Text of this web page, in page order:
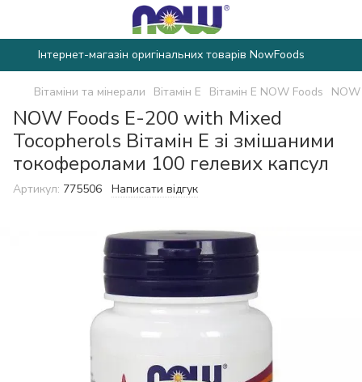
Інтернет-магазін оригінальних товарів NowFoods
Вітаміни та мінерали Вітамін E Вітамін E NOW Foods
NOW Foods E-200 with Mixed
Tocopherols Вітамін Е зі змішаними
токоферолами 100 гелевих капсул
Артикул: 775506 Написати відгук